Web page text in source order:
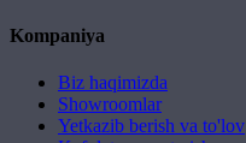
Kompaniya
Biz haqimizda
Showroomlar
Yetkazib berish va to'lov